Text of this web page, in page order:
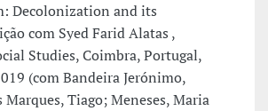
Decolonization and its
com Syed Farid Alatas ,
Studies, Coimbra, Portugal,
(com Bandeira Jerónimo,
Tiago; Meneses, Maria